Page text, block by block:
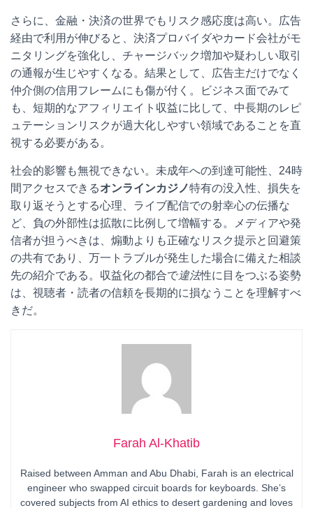
さらに、金融・決済の世界でもリスク感応度は高い。広告
経由で利用が伸びると、決済プロバイダやカード会社がモ
ニタリングを強化し、チャージバック増加や疑わしい取引
の通報が生じやすくなる。結果として、広告主だけでなく
仲介側の信用フレームにも傷が付く。ビジネス面でみて
も、短期的なアフィリエイト収益に比して、中長期のレピ
ュテーションリスクが過大化しやすい領域であることを直
視する必要がある。
社会的影響も無視できない。未成年への到達可能性、24時
間アクセスできるオンラインカジノ特有の没入性、損失を
取り返そうとする心理、ライブ配信での射幸心の伝播な
ど、負の外部性は拡散に比例して増幅する。メディアや発
信者が担うべきは、煽動よりも正確なリスク提示と回避策
の共有であり、万一トラブルが発生した場合に備えた相談
先の紹介である。収益化の都合で違法性に目をつぶる姿勢
は、視聴者・読者の信頼を長期的に損なうことを理解すべ
きだ。
Farah Al-Khatib
Raised between Amman and Abu Dhabi, Farah is an electrical
engineer who swapped circuit boards for keyboards. She’s
covered subjects from AI ethics to desert gardening and loves